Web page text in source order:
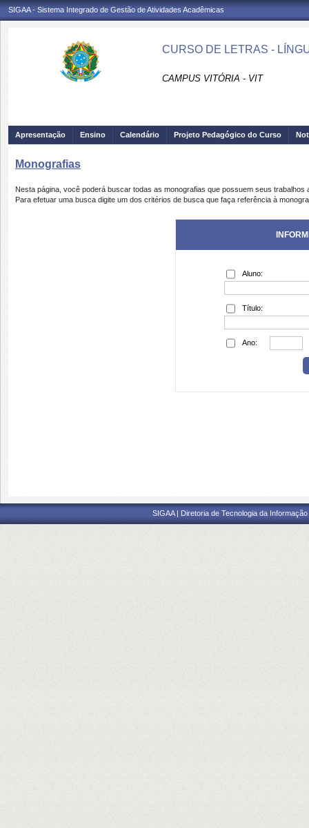
SIGAA - Sistema Integrado de Gestão de Atividades Acadêmicas
CURSO DE LETRAS -
CAMPUS VITÓRIA - VIT
Apresentação Ensino Calendário Projeto Pedagógico do Curso
Monografias
Nesta página, você poderá buscar todas as monografias que possuem seus trabalhos
Para efetuar uma busca digite um dos critérios de busca que faça referência à
Aluno:
Título:
Ano:
SIGAA | Diretoria de Tecnologia da